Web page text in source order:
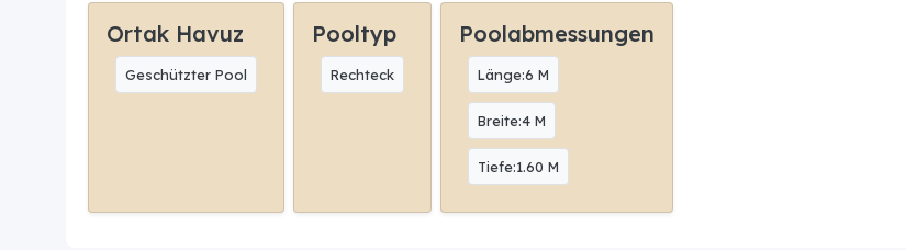
Ortak Havuz
Geschützter Pool
Pooltyp
Rechteck
Poolabmessungen
Länge:6 M
Breite:4 M
Tiefe:1.60 M